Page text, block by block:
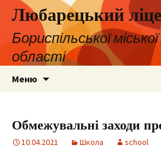
Любарецький
Бориспільської
області
Меню
Обмежувальні заходи
10.04.2021 Школа school